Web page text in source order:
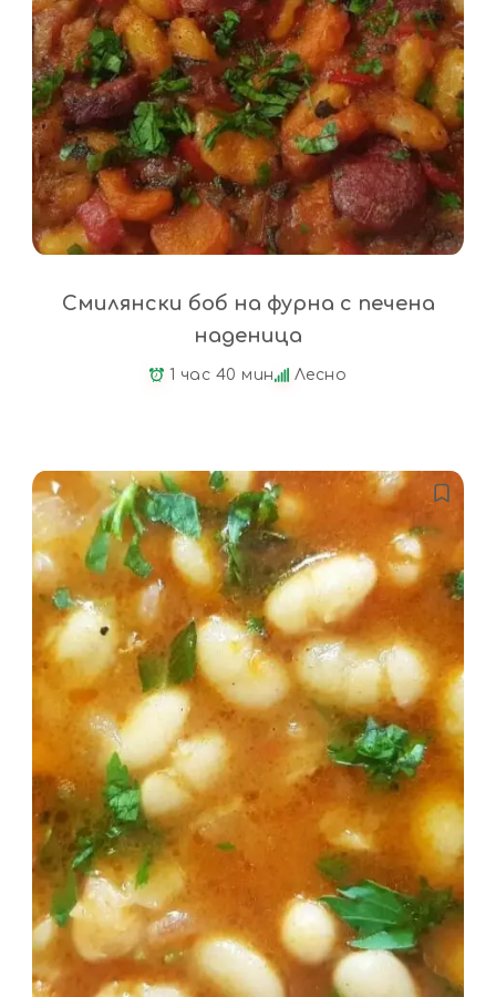
Смилянски боб на фурна с печена
наденица
1 час 40 мин Лесно